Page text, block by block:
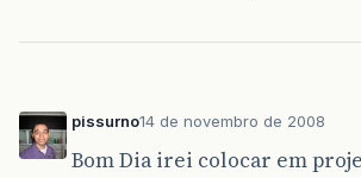
pissurno14 de novembro de 2008
Bom Dia irei colocar em